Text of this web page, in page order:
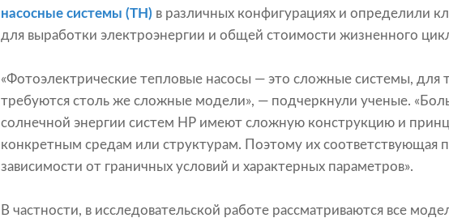
насосные системы (ТН) в различных конфигурациях и определили
для выработки электроэнергии и общей стоимости жизненного
«Фотоэлектрические тепловые насосы — это сложные системы, для
требуются столь же сложные модели», — подчеркнули ученые.
солнечной энергии систем HP имеют сложную конструкцию и
конкретным средам или структурам. Поэтому их соответствующая
зависимости от граничных условий и характерных параметров».
В частности, в исследовательской работе рассматриваются все